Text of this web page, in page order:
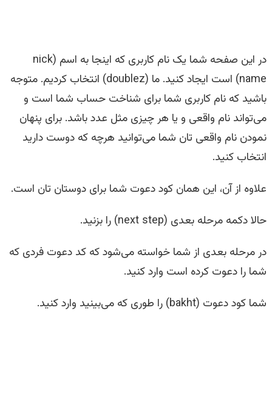
در این صفحه شما یک نام کاربری که اینجا به اسم (nick
name) است ایجاد کنید. ما (doublez) انتخاب کردیم. متوجه
باشید که نام کاربری شما برای شناخت حساب شما است و
می‌تواند نام واقعی و یا هر چیزی مثل عدد باشد. برای پنهان
نمودن نام واقعی تان شما می‌توانید هرچه که دوست دارید
انتخاب کنید.
علاوه از آن، این همان کود دعوت شما برای دوستان تان است.
حالا دکمه مرحله بعدی (next step) را بزنید.
در مرحله بعدی از شما خواسته می‌شود که کد دعوت فردی که
شما را دعوت کرده است وارد کنید.
شما کود دعوت (bakht) را طوری که می‌بینید وارد کنید.